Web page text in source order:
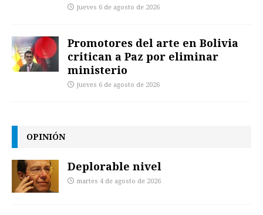
jueves 6 de agosto de 2026
Promotores del arte en Bolivia
critican a Paz por eliminar
ministerio
jueves 6 de agosto de 2026
OPINIÓN
Deplorable nivel
martes 4 de agosto de 2026